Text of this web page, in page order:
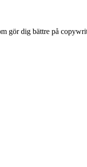
gör dig bättre på